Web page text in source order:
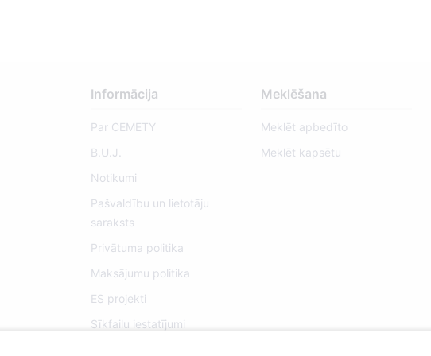
Informācija
Par CEMETY
B.U.J.
Notikumi
Pašvaldību un lietotāju
saraksts
Privātuma politika
Maksājumu politika
ES projekti
Sīkfailu iestatījumi
Meklēšana
Meklēt apbedīto
Meklēt kapsētu